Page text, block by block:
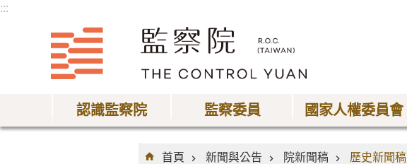
:::
認識監察院 監察委員 國家人權委員會
:::
首頁
新聞與公告 院新聞稿 歷史新聞稿